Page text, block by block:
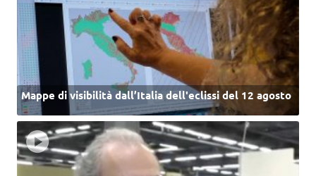
Mappe di visibilità dall’Italia dell'eclissi del 12 agosto